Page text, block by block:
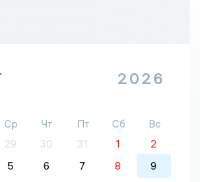
2026
Ср Чт Пт Сб
Вс
29 30 31 1
2
5 6 7 8
9